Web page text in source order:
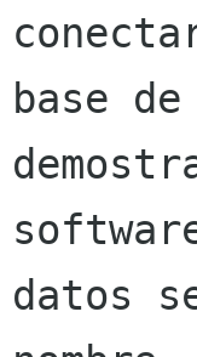
base
datos